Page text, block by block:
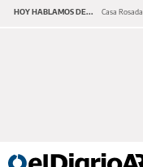
HOY HABLAMOS DE... Casa Rosada